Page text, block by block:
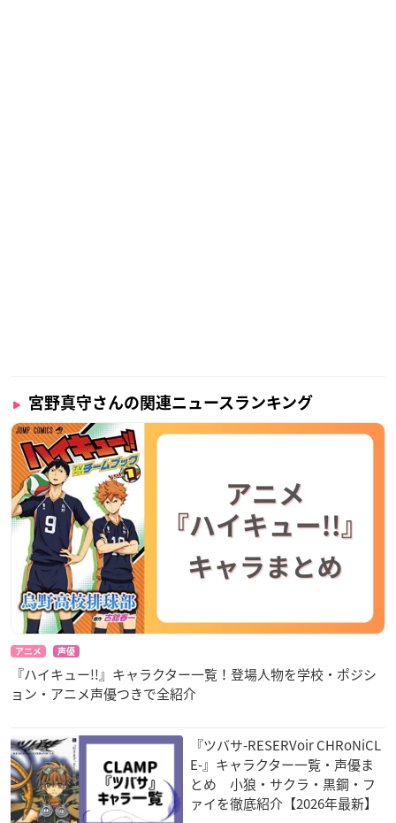
宮野真守さんの関連ニュースランキング
アニメ 声優
『ハイキュー!!』キャラクター一覧！登場人物を学校・ポジシ
ョン・アニメ声優つきで全紹介
『ツバサ-RESERVoir CHRoNiCL
E-』キャラクター一覧・声優ま
とめ 小狼・サクラ・黒鋼・フ
ァイを徹底紹介【2026年最新】